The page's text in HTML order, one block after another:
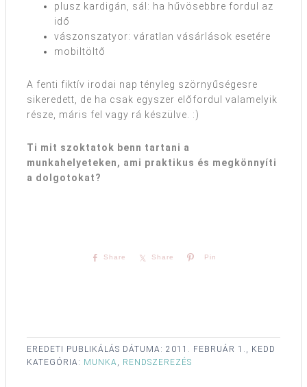
plusz kardigán, sál: ha hűvösebbre fordul az
idő
vászonszatyor: váratlan vásárlások esetére
mobiltöltő
A fenti fiktív irodai nap tényleg szörnyűségesre
sikeredett, de ha csak egyszer előfordul valamelyik
része, máris fel vagy rá készülve. :)
Ti mit szoktatok benn tartani a
munkahelyeteken, ami praktikus és megkönnyíti
a dolgotokat?
Share Share Pin
EREDETI PUBLIKÁLÁS DÁTUMA: 2011. FEBRUÁR 1., KEDD
KATEGÓRIA: MUNKA, RENDSZEREZÉS